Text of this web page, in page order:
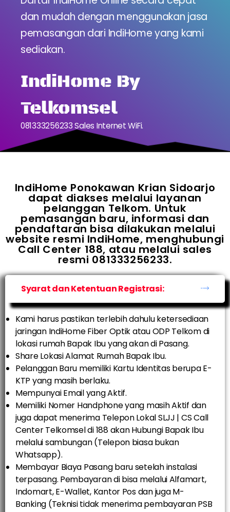
dan mudah dengan menggunakan jasa
pemasangan dari IndiHome yang kami
sediakan.
IndiHome By
Telkomsel
081333256233 Sales Internet WiFi.
IndiHome Ponokawan Krian Sidoarjo
dapat diakses melalui layanan
pelanggan Telkom. Untuk
pemasangan baru, informasi dan
pendaftaran bisa dilakukan melalui
website resmi IndiHome, menghubungi
Call Center 188, atau melalui sales
resmi 081333256233.
Syarat dan Ketentuan Registrasi:
Kami harus pastikan terlebih dahulu ketersediaan
jaringan IndiHome Fiber Optik atau ODP Telkom di
lokasi rumah Bapak Ibu yang akan di Pasang.
Share Lokasi Alamat Rumah Bapak Ibu.
Pelanggan Baru memiliki Kartu Identitas berupa E-
KTP yang masih berlaku.
Mempunyai Email yang Aktif.
Memiliki Nomer Handphone yang masih Aktif dan
juga dapat menerima Telepon Lokal SLJJ | CS Call
Center Telkomsel di 188 akan Hubungi Bapak Ibu
melalui sambungan (Telepon biasa bukan
Whatsapp).
Membayar Biaya Pasang baru setelah instalasi
terpasang. Pembayaran di bisa melalui Alfamart,
Indomart, E-Wallet, Kantor Pos dan juga M-
Banking (Teknisi tidak menerima pembayaran PSB